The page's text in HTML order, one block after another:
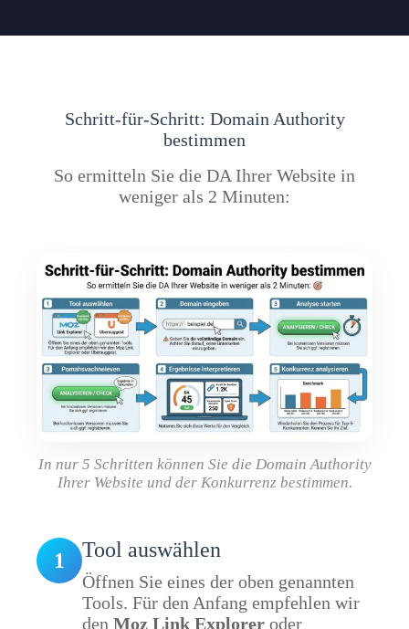
Schritt-für-Schritt: Domain Authority
bestimmen
So ermitteln Sie die DA Ihrer Website in
weniger als 2 Minuten:
In nur 5 Schritten können Sie die Domain Authority
Ihrer Website und der Konkurrenz bestimmen.
1 Tool auswählen
Öffnen Sie eines der oben genannten
Tools. Für den Anfang empfehlen wir
den Moz Link Explorer oder